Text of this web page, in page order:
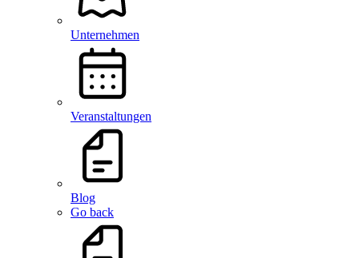
Unternehmen
Veranstaltungen
Blog
Go back